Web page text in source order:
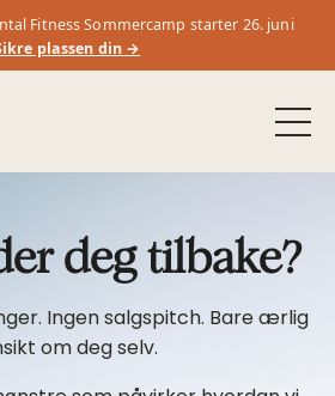
Fitness Sommercamp starter 26. juni
plassen din →
deg tilbake?
Ingen salgspitch. Bare ærlig
om deg selv.